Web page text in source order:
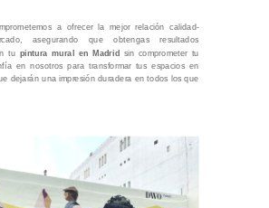
a ofrecer la mejor relación calidad-
asegurando que obtengas resultados
tupintura mural en Madrid sin comprometer tu
en nosotros para transformar tus espacios en
dejarán una impresión duradera en todos los que